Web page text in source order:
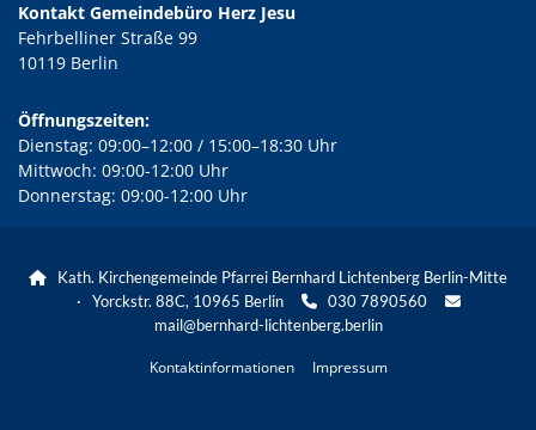
Kontakt Gemeindebüro Herz Jesu
Fehrbelliner Straße 99
10119 Berlin
Öffnungszeiten:
Dienstag: 09:00–12:00 / 15:00–18:30 Uhr
Mittwoch: 09:00-12:00 Uhr
Donnerstag: 09:00-12:00 Uhr

Kath. Kirchengemeinde Pfarrei Bernhard Lichtenberg Berlin-Mitte
· Yorckstr. 88C, 10965 Berlin
030 7890560 
mail@bernhard-lichtenberg.berlin
Kontaktinformationen Impressum